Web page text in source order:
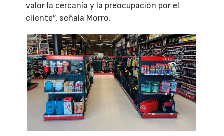
valor la cercanía y la preocupación por el
cliente”, señala Morro.